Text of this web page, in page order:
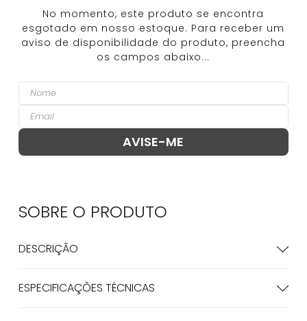
SOBRE O PRODUTO
DESCRIÇÃO
ESPECIFICAÇÕES TÉCNICAS